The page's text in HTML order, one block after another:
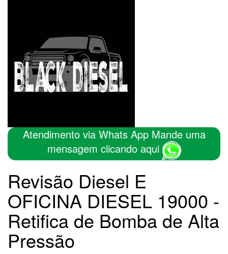
Atendimento via Whats App Mande uma
mensagem clicando aqui
Revisão Diesel E
OFICINA DIESEL 19000 -
Retifica de Bomba de Alta
Pressão